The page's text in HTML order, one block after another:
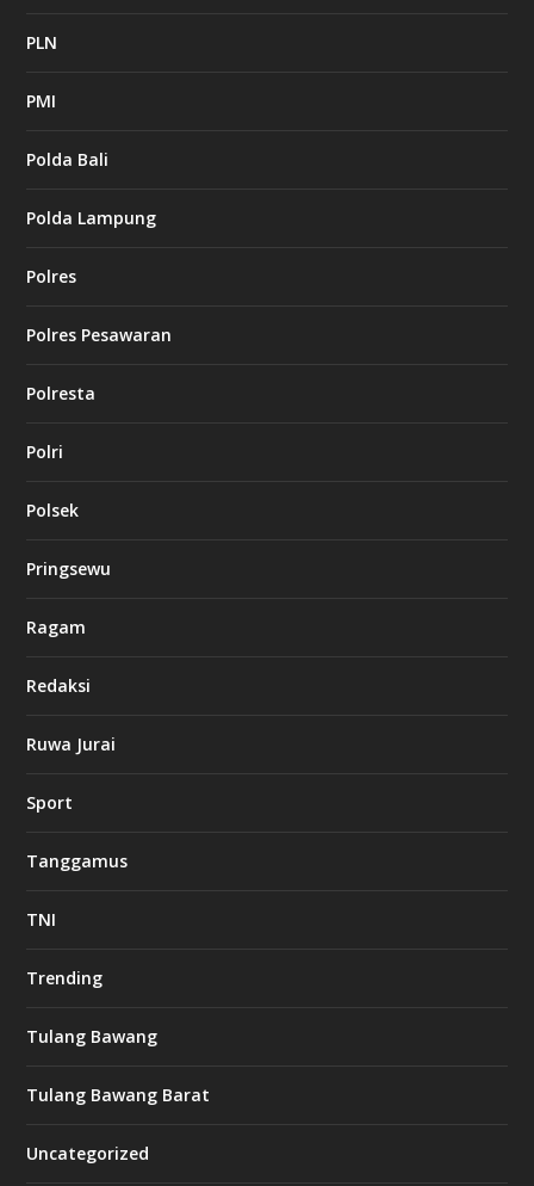
PLN
PMI
Polda Bali
Polda Lampung
Polres
Polres Pesawaran
Polresta
Polri
Polsek
Pringsewu
Ragam
Redaksi
Ruwa Jurai
Sport
Tanggamus
TNI
Trending
Tulang Bawang
Tulang Bawang Barat
Uncategorized